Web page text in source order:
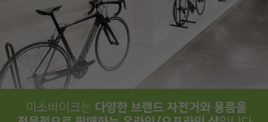
페이코 ID로